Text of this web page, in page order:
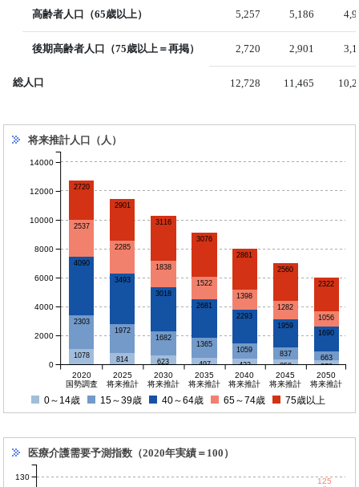
高齢者人口（65歳以上） 5,257 5,186
後期高齢者人口（75歳以上＝再掲） 2,720 2,901
総人口 12,728 11,465
将来推計人口（人）
1078 814 623 497 423 350 278
2303
1972
1682
1365
1059
837 663
4090
3493
3018
2681
2293
1959
1690
2537
2285
1838
1522
1398
1282
1056
2720
2901
3116
3076
2861
2560
2322
2020
国勢調査
2025
将来推計
2030
将来推計
2035
将来推計
2040
将来推計
2045
将来推計
2050
将来推計
0
2000
4000
6000
8000
10000
12000
14000
0～14歳 15～39歳 40～64歳 65～74歳 75歳以上
医療介護需要予測指数（2020年実績＝100）
125
130